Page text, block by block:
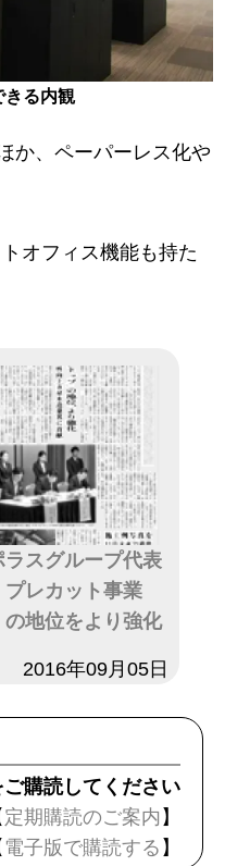
きる内観
か、ペーパーレス化や
オフィス機能も持た
ラスグループ代表
レカット事業
の地位をより強化
2016年09月05日
購読してください
定期購読のご案内 】
電子版で購読する 】